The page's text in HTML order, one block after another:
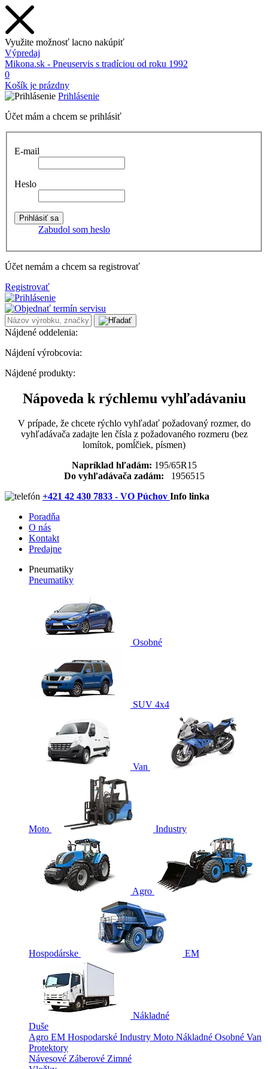
Využite možnosť lacno nakúpiť
Výpredaj
Mikona.sk - Pneuservis s tradíciou od roku 1992
0
Košík je prázdny
Prihlásenie
Účet mám a chcem se prihlásiť
E-mail
Heslo
Zabudol som heslo
Účet nemám a chcem sa registrovať
Registrovať
Nájdené oddelenia:
Nájdení výrobcovia:
Nájdené produkty:
Nápoveda k rýchlemu vyhľadávaniu
V prípade, že chcete rýchlo vyhľadať požadovaný rozmer, do
vyhľadávača zadajte len čísla z požadovaného rozmeru (bez
lomítok, pomĺčiek, písmen)
Napríklad hľadám: 195/65R15
Do vyhľadávača zadám: 1956515
+421 42 430 7833 - VO Púchov Info linka
Poradňa
O nás
Kontakt
Predajne
Pneumatiky
Pneumatiky
Osobné
SUV 4x4
Van
Moto Industry
Agro
Hospodárske EM
Nákladné
Duše
Agro EM Hospodarské Industry Moto Nákladné Osobné Van
Protektory
Návesové Záberové Zimné